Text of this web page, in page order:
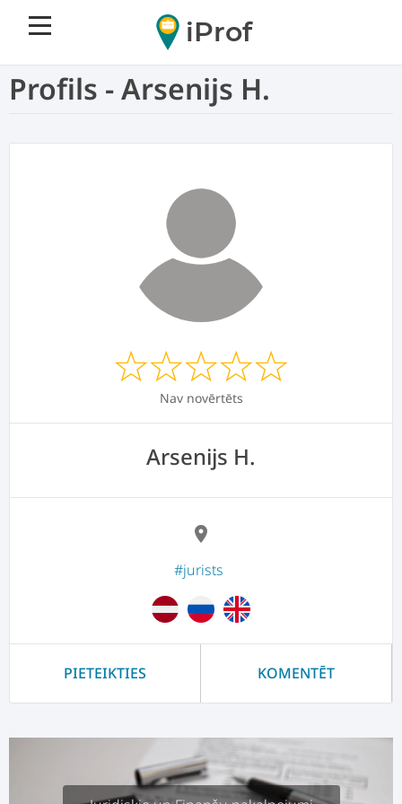
iProf
Profils - Arsenijs H.
Nav novērtēts
Arsenijs H.
location_on
#jurists
PIETEIKTIES KOMENTĒT